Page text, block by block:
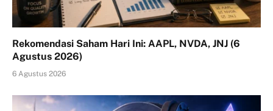
Rekomendasi Saham Hari Ini: AAPL, NVDA, JNJ (6
Agustus 2026)
6 Agustus 2026